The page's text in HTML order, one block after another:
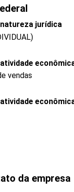
jurídica
vendas
da empresa